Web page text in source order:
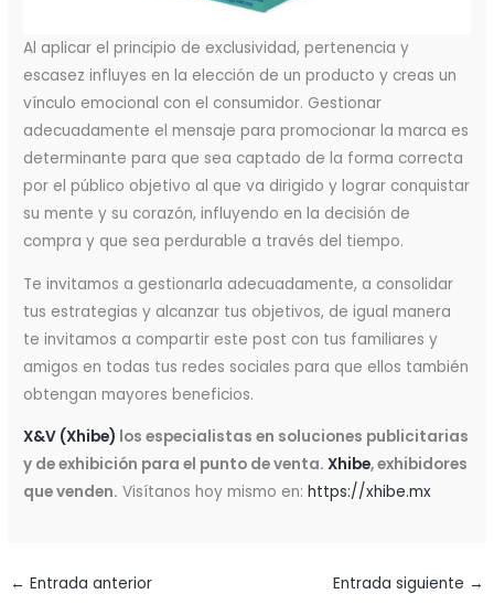
Al aplicar el principio de exclusividad, pertenencia y
escasez influyes en la elección de un producto y creas un
vínculo emocional con el consumidor. Gestionar
adecuadamente el mensaje para promocionar la marca es
determinante para que sea captado de la forma correcta
por el público objetivo al que va dirigido y lograr conquistar
su mente y su corazón, influyendo en la decisión de
compra y que sea perdurable a través del tiempo.
Te invitamos a gestionarla adecuadamente, a consolidar
tus estrategias y alcanzar tus objetivos, de igual manera
te invitamos a compartir este post con tus familiares y
amigos en todas tus redes sociales para que ellos también
obtengan mayores beneficios.
X&V (Xhibe) los especialistas en soluciones publicitarias
y de exhibición para el punto de venta.Xhibe, exhibidores
que venden. Visítanos hoy mismo en:https://xhibe.mx
← Entrada anterior Entrada siguiente →